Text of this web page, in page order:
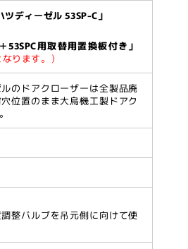
ツディーゼル 53SP-C」
53SPC用取替用置換板付き」
ります。）
のドアクローザーは全製品廃
位置のまま大鳥機工製ドアク
整バルブを吊元側に向けて使